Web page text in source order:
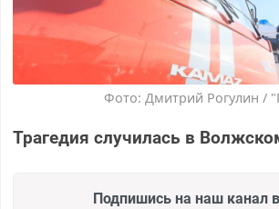
Фото: Дмитрий Рогулин /
Трагедия случилась в
Подпишись на наш канал